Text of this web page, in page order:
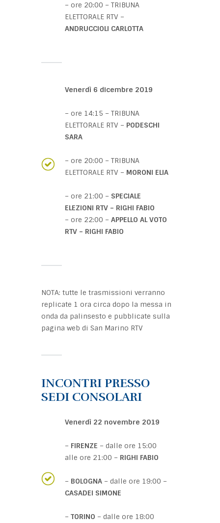
– ore 20:00 – TRIBUNA
ELETTORALE RTV –
ANDRUCCIOLI CARLOTTA
Venerdì 6 dicembre 2019
– ore 14:15 – TRIBUNA
ELETTORALE RTV – PODESCHI
SARA
– ore 20:00 – TRIBUNA
ELETTORALE RTV – MORONI ELIA
– ore 21:00 – SPECIALE
ELEZIONI RTV – RIGHI FABIO
– ore 22:00 –APPELLO AL VOTO
RTV – RIGHI FABIO
NOTA: tutte le trasmissioni verranno
replicate 1 ora circa dopo la messa in
onda da palinsesto e pubblicate sulla
pagina web di San Marino RTV
INCONTRI PRESSO
SEDI CONSOLARI
Venerdì 22 novembre 2019
– FIRENZE – dalle ore 15:00
alle ore 21:00 – RIGHI FABIO
– BOLOGNA – dalle ore 19:00 –
CASADEI SIMONE
–TORINO – dalle ore 18:00